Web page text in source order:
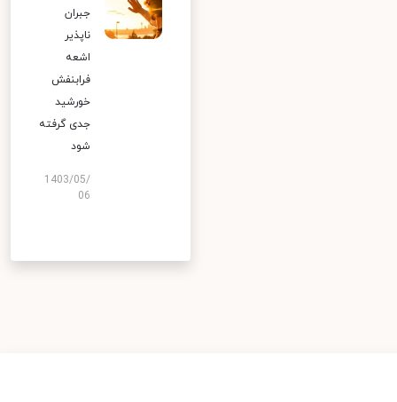
جبران
ناپذیر
اشعه
فرابنفش
خورشید
جدی گرفته
شود
1403/05/
06